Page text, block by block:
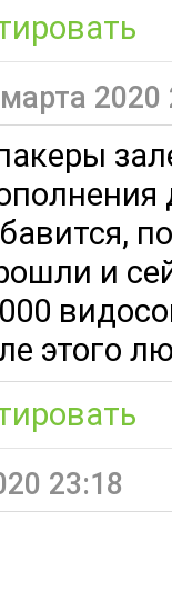
2020
и
этого
23:18